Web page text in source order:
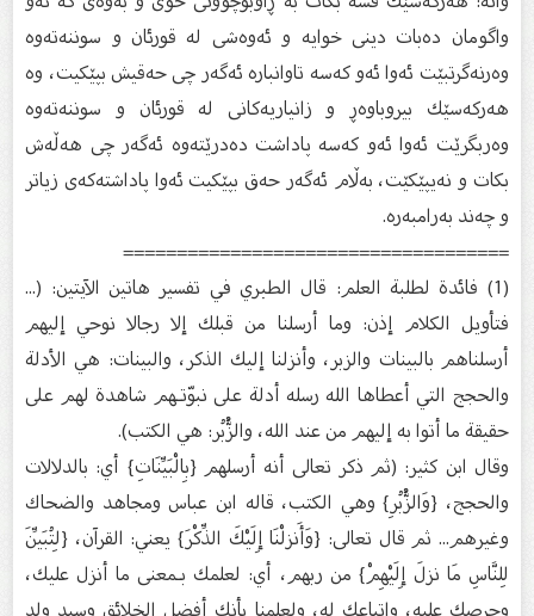
واگومان دەبات دینی خوایە و ئەوەشی لە قورئان و سوننەتەوە
وەرنەگرتبێت ئەوا ئەو كەسە تاوانبارە ئەگەر چی حەقیش بپێكیت، وە
هەركەسێك بیروباوەڕ و زانیاریەكانی لە قورئان و سوننەتەوە
وەربگرێت ئەوا ئەو كەسە پاداشت دەدرێتەوە ئەگەر چی هەڵەش
بكات و نەیپێكێت، بەڵام ئەگەر حەق بپێكیت ئەوا پاداشتەكەی زیاتر
و چەند بەرامبەرە.
====================================
(1) فائدة لطلبة العلم: قال الطبري في تفسير هاتين الآيتين: (...
فتأويل الكلام إذن: وما أرسلنا من قبلك إلا رجالا نوحي إليهم
أرسلناهم بالبينات والزبر، وأنزلنا إليك الذكر، والبينات: هي الأدلة
والحجج التي أعطاها الله رسله أدلة على نبوّتـهم شاهدة لهم على
حقيقة ما أتوا به إليهم من عند الله، والزُّبُر: هي الكتب).
وقال ابن كثير: (ثم ذكر تعالى أنه أرسلهم {بِالْبَيِّنَاتِ} أي: بالدلالات
والحجج، {وَالزُّبُرِ} وهي الكتب، قاله ابن عباس ومجاهد والضحاك
وغيرهم... ثم قال تعالى: {وَأَنزلْنَا إِلَيْكَ الذِّكْرَ} يعني: القرآن، {لِتُبَيِّنَ
لِلنَّاسِ مَا نزلَ إِلَيْهِمْ} من ربهم، أي: لعلمك بـمعنى ما أنزل عليك،
وحرصك عليه، واتباعك له، ولعلمنا بأنك أفضل الخلائق وسيد ولد